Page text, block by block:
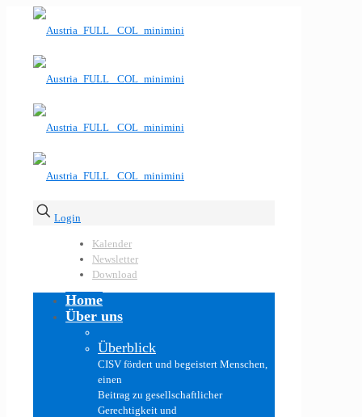
Login
Kalender
Newsletter
Download
Home
Über uns
Überblick
CISV fördert und begeistert Menschen,
einen
Beitrag zu gesellschaftlicher
Gerechtigkeit und